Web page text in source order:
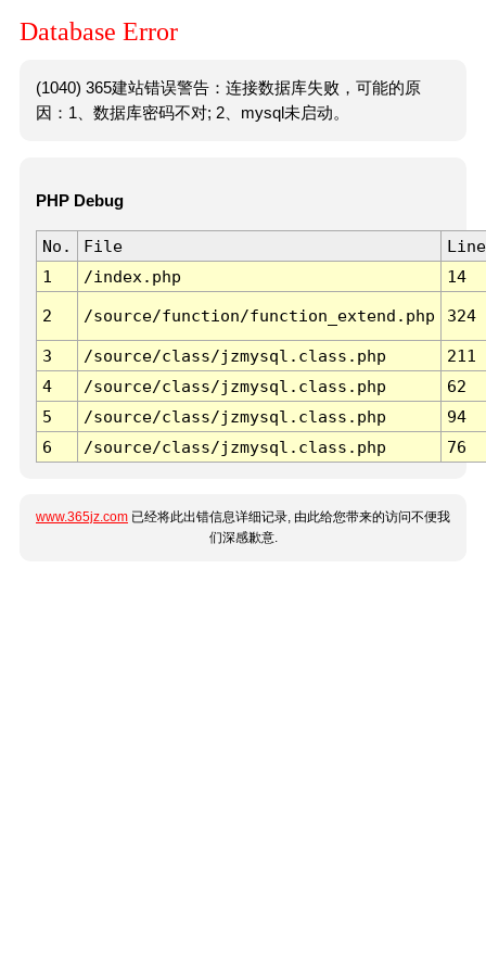
Database Error
(1040) 365建站错误警告：连接数据库失败，可能的原
因：1、数据库密码不对; 2、mysql未启动。
PHP Debug
No. File
Line
1
/index.php 14
2 /source/function/function_extend.php 324
3 /source/class/jzmysql.class.php
211
4
/source/class/jzmysql.class.php
62
5
/source/class/jzmysql.class.php
94
6
/source/class/jzmysql.class.php 76
www.365jz.com 已经将此出错信息详细记录, 由此给您带来的访问不便我
们深感歉意.